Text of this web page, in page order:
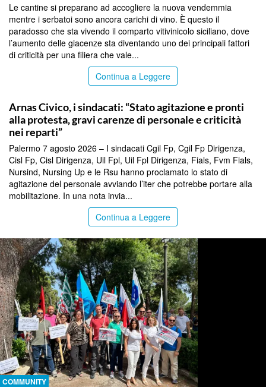
Le cantine si preparano ad accogliere la nuova vendemmia
mentre i serbatoi sono ancora carichi di vino. È questo il
paradosso che sta vivendo il comparto vitivinicolo siciliano, dove
l’aumento delle giacenze sta diventando uno dei principali fattori
di criticità per una filiera che vale...
Continua a Leggere
Arnas Civico, i sindacati: “Stato agitazione e pronti
alla protesta, gravi carenze di personale e criticità
nei reparti”
Palermo 7 agosto 2026 – I sindacati Cgil Fp, Cgil Fp Dirigenza,
Cisl Fp, Cisl Dirigenza, Uil Fpl, Uil Fpl Dirigenza, Fials, Fvm Fials,
Nursind, Nursing Up e le Rsu hanno proclamato lo stato di
agitazione del personale avviando l’iter che potrebbe portare alla
mobilitazione. In una nota invia...
Continua a Leggere
COMMUNITY